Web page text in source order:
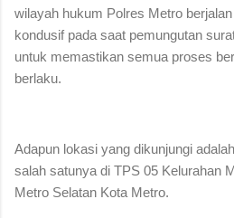
wilayah hukum Polres Metro
kondusif pada saat pemungutan
untuk memastikan semua proses
berlaku.
Adapun lokasi yang dikunjungi
salah satunya di TPS 05 Kelurahan
Metro Selatan Kota Metro.